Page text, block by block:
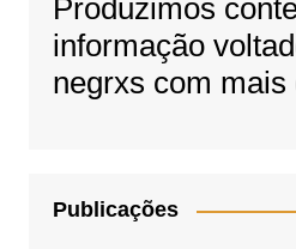
Produzimos
informação
negrxs com mais
Publicações